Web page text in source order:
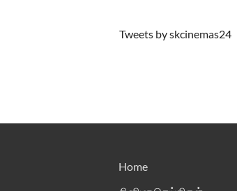
Tweets by skcinemas24
Home